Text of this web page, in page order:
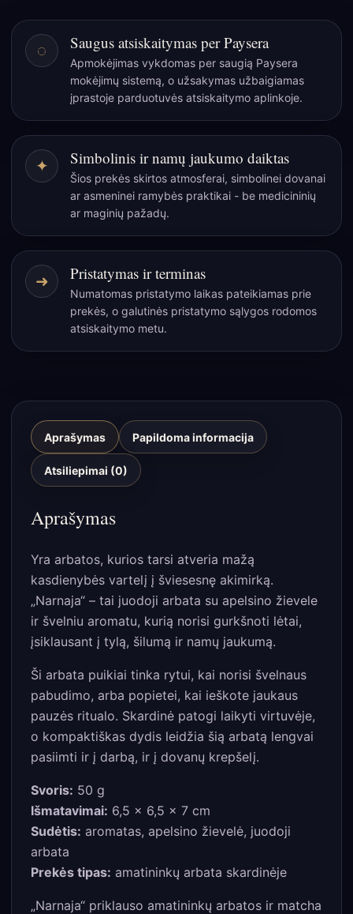
50
g
skardinėje
apelsino
žievelės
šiluma
◌ Saugus atsiskaitymas per Paysera
Apmokėjimas vykdomas per saugią Paysera
mokėjimų sistemą, o užsakymas užbaigiamas
įprastoje parduotuvės atsiskaitymo aplinkoje.
✦ Simbolinis ir namų jaukumo daiktas
Šios prekės skirtos atmosferai, simbolinei dovanai
ar asmeninei ramybės praktikai - be medicininių
ar maginių pažadų.
➜ Pristatymas ir terminas
Numatomas pristatymo laikas pateikiamas prie
prekės, o galutinės pristatymo sąlygos rodomos
atsiskaitymo metu.
Aprašymas Papildoma informacija
Atsiliepimai (0)
Aprašymas
Yra arbatos, kurios tarsi atveria mažą
kasdienybės vartelį į šviesesnę akimirką.
„Narnaja“ – tai juodoji arbata su apelsino žievele
ir švelniu aromatu, kurią norisi gurkšnoti lėtai,
įsiklausant į tylą, šilumą ir namų jaukumą.
Ši arbata puikiai tinka rytui, kai norisi švelnaus
pabudimo, arba popietei, kai ieškote jaukaus
pauzės ritualo. Skardinė patogi laikyti virtuvėje,
o kompaktiškas dydis leidžia šią arbatą lengvai
pasiimti ir į darbą, ir į dovanų krepšelį.
Svoris: 50 g
Išmatavimai: 6,5 × 6,5 × 7 cm
Sudėtis: aromatas, apelsino žievelė, juodoji
arbata
Prekės tipas: amatininkų arbata skardinėje
„Narnaja“ priklauso amatininkų arbatos ir matcha